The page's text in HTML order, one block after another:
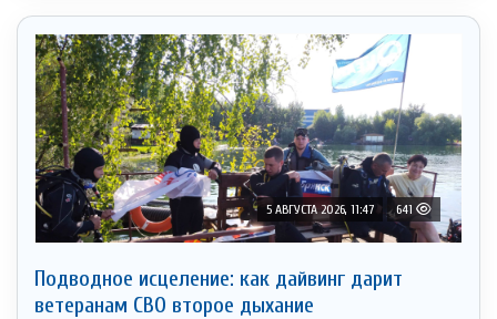
5 АВГУСТА 2026, 11:47 641
Подводное исцеление: как дайвинг дарит
ветеранам СВО второе дыхание